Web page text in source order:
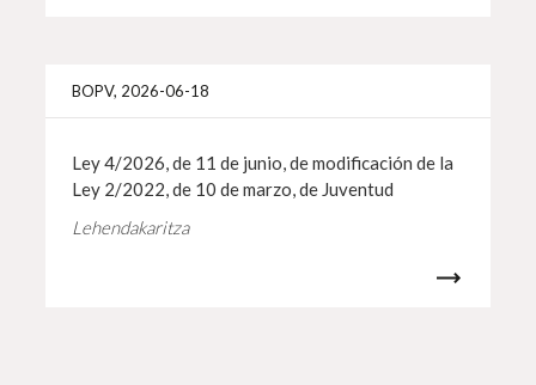
BOPV, 2026-06-18
Ley 4/2026, de 11 de junio, de modificación de la
Ley 2/2022, de 10 de marzo, de Juventud
Lehendakaritza